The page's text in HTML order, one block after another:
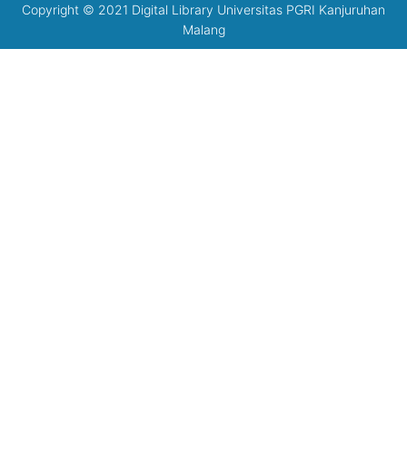
Copyright © 2021 Digital Library Universitas PGRI Kanjuruhan
Malang